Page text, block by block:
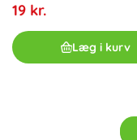
19 kr.
Læg i kurv